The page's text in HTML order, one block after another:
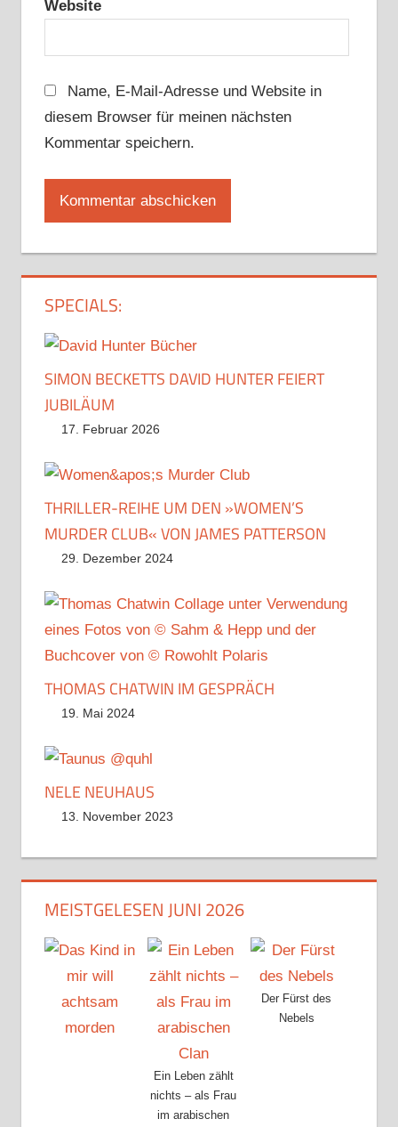
Website
Name, E-Mail-Adresse und Website in
diesem Browser für meinen nächsten
Kommentar speichern.
SPECIALS:
SIMON BECKETTS DAVID HUNTER FEIERT
JUBILÄUM
17. Februar 2026
THRILLER-REIHE UM DEN »WOMEN’S
MURDER CLUB« VON JAMES PATTERSON
29. Dezember 2024
THOMAS CHATWIN IM GESPRÄCH
19. Mai 2024
NELE NEUHAUS
13. November 2023
MEISTGELESEN JUNI 2026
Ein Leben zählt
nichts – als Frau
im arabischen
Der Fürst des
Nebels